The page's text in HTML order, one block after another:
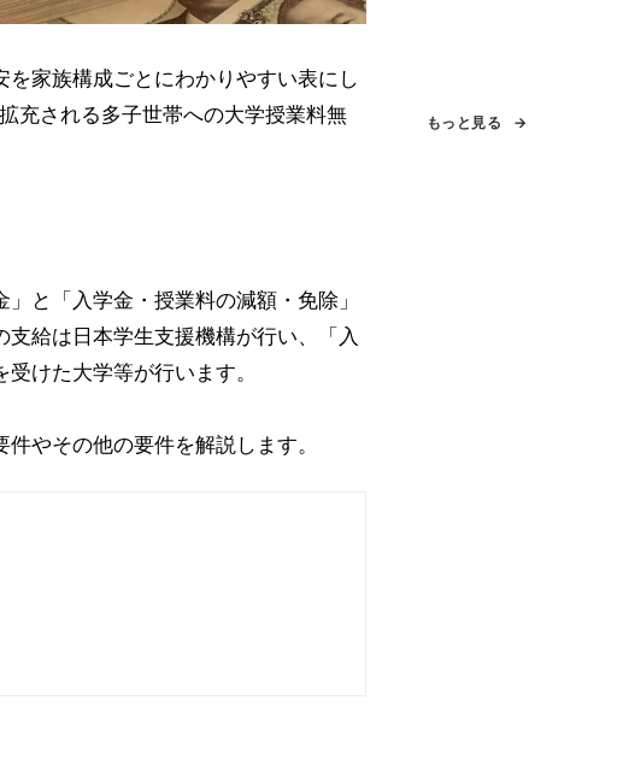
家族構成ごとにわかりやすい表にし
充される多子世帯への大学授業料無
と「入学金・授業料の減額・免除」
給は日本学生支援機構が行い、「入
けた大学等が行います。
やその他の要件を解説します。
もっと見る